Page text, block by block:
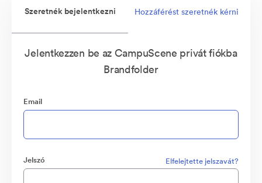
Szeretnék bejelentkezni Hozzáférést szeretnék kérni
Jelentkezzen be az CampuScene privát fiókba
Brandfolder
Email
Jelszó Elfelejtette jelszavát?